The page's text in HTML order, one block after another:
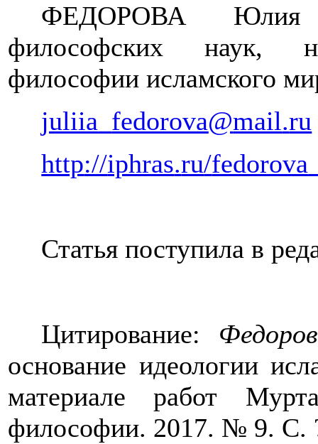
ФЕДОРОВА Юлия
философских наук,
философии исламского
juliia fedorova@mail.ru
http://iphras.ru/fedorova
Статья поступила в
Цитирование:
основание идеологии
материале работ
философии. 2017. № 9. С.